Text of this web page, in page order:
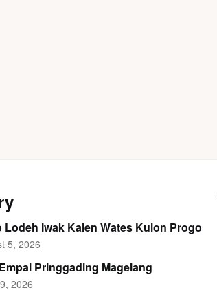
Lodeh Iwak Kalen Wates Kulon Progo
5, 2026
Pringgading Magelang
2026